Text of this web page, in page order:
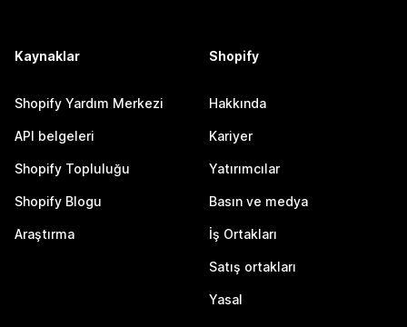
Kaynaklar
Shopify Yardım Merkezi
API belgeleri
Shopify Topluluğu
Shopify Blogu
Araştırma
Shopify
Hakkında
Kariyer
Yatırımcılar
Basın ve medya
İş Ortakları
Satış ortakları
Yasal